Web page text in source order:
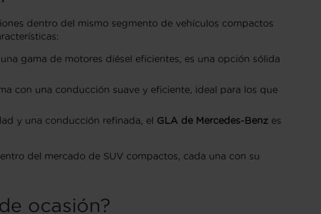
dentro del mismo segmento de vehículos compactos
gama de motores diésel eficientes, es una opción sólida
con una conducción suave y eficiente, ideal para los que
y una conducción refinada, el GLA de Mercedes-Benz es
del mercado de SUV compactos, cada una con su
ocasión?